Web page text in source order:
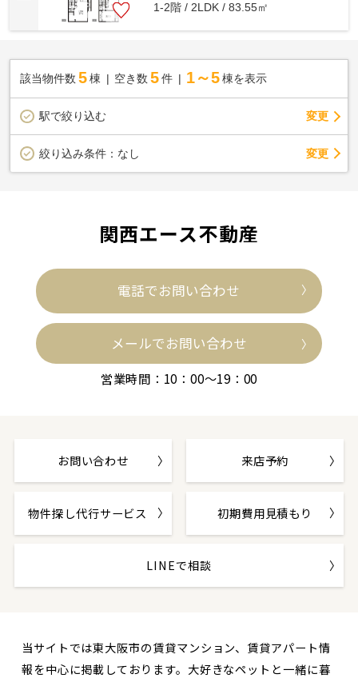
1-2階 / 2LDK / 83.55㎡
該当物件数 5棟 空き数 5 件 1～5 棟を表示
駅で絞り込む 変更
絞り込み条件： なし 変更
関西エース不動産
電話でお問い合わせ
メールでお問い合わせ
営業時間：10：00～19：00
お問い合わせ 来店予約
物件探し代行サービス 初期費用見積もり
LINEで相談
当サイトでは東大阪市の賃貸マンション、賃貸アパート情
報を中心に掲載しております。大好きなペットと一緒に暮